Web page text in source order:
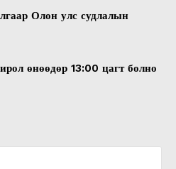
Олон улс судлалын
өнөөдөр 13:00 цагт болно